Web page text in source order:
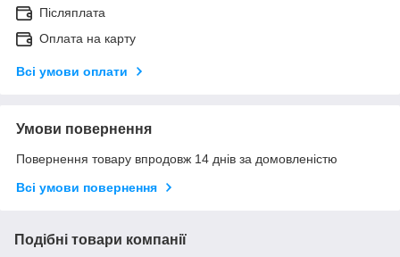
Післяплата
Оплата на карту
Всі умови оплати
Умови повернення
Повернення товару впродовж 14 днів за домовленістю
Всі умови повернення
Подібні товари компанії